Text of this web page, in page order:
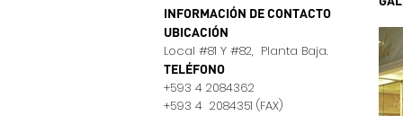
INFORMACIÓN DE CONTACTO
UBICACIÓN
Local #81 Y #82, Planta Baja.
TELÉFONO
+593 4 2084362
+593 4 2084351 (FAX)